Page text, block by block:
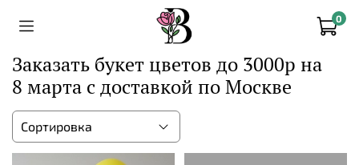
0
Заказать букет цветов до 3000р на
8 марта с доставкой по Москве